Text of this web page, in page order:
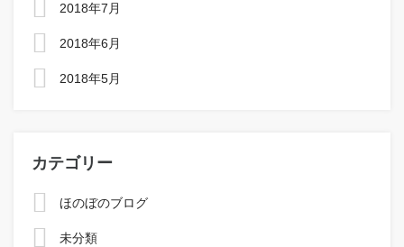
2018年7月
2018年6月
2018年5月
カテゴリー
ほのぼのブログ
未分類